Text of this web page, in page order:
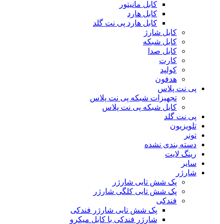
کابل مانیتور
کابل هارد
کابل هارد پی نت گلد
کابل شارژ
کابل شبکه
کابل صدا
کارت
کولپد
هدفون
پی نت پلاس
تجهیزات شبکه پی نت پلاس
کابل شبکه پی نت پلاس
پی نت گلد
تلویزیون
تونر
دسته بندی نشده
رینگ لایت
سایر
شارژر
پک شش تایی شارژر
پک شش تایی کلگی شارژر
فندکی
پک شش تایی شارژر فندکی
شارژر فندکی با کابل میکرو